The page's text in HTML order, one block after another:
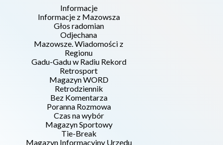
Informacje
Informacje z Mazowsza
Głos radomian
Odjechana
Mazowsze. Wiadomości z
Regionu
Gadu-Gadu w Radiu Rekord
Retrosport
Magazyn WORD
Retrodziennik
Bez Komentarza
Poranna Rozmowa
Czas na wybór
Magazyn Sportowy
Tie-Break
Magazyn Informacyjny Urzędu